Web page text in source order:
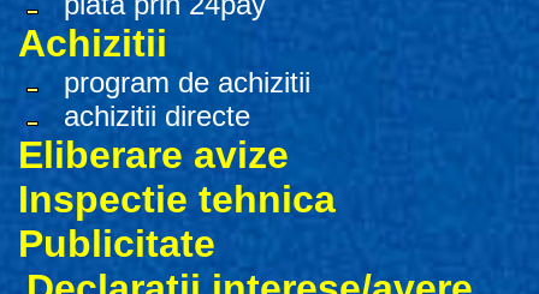
Achizitii
program de achizitii
achizitii directe
Eliberare avize
Inspectie tehnica
Publicitate